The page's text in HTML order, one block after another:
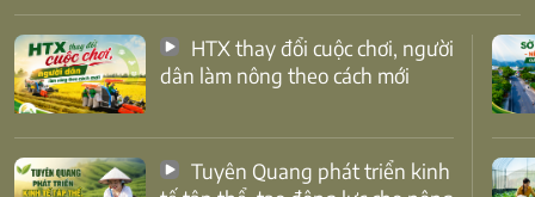
dân làm nông theo cách mới